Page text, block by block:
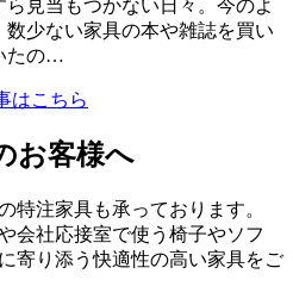
見当もつかない日々。今のよ
数少ない家具の本や雑誌を買い
たの…
はこちら
お客様へ
特注家具も承っております。
会社応接室で使う椅子やソフ
寄り添う快適性の高い家具をご